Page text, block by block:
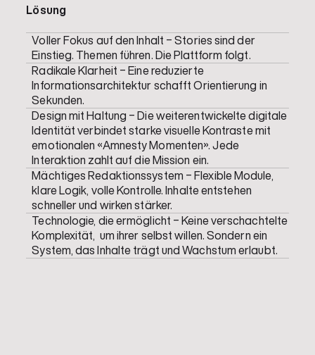
Lösung
Voller Fokus auf den Inhalt – Stories sind der
Einstieg. Themen führen. Die Plattform folgt.
Radikale Klarheit – Eine reduzierte
Informationsarchitektur schafft Orientierung in
Sekunden.
Design mit Haltung – Die weiterentwickelte digitale
Identität verbindet starke visuelle Kontraste mit
emotionalen «Amnesty Momenten». Jede
Interaktion zahlt auf die Mission ein.
Mächtiges Redaktionssystem – Flexible Module,
klare Logik, volle Kontrolle. Inhalte entstehen
schneller und wirken stärker.
Technologie, die ermöglicht – Keine verschachtelte
Komplexität, um ihrer selbst willen. Sondern ein
System, das Inhalte trägt und Wachstum erlaubt.